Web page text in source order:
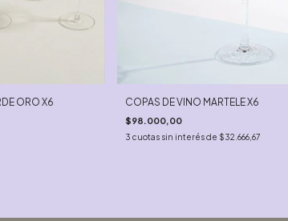
ORO X6 COPAS DE VINO MARTELE X6
$98.000,00
3 cuotas sin interés de $32.666,67